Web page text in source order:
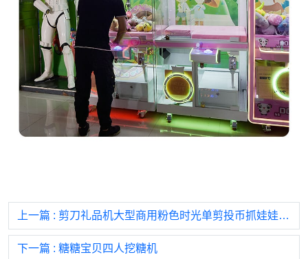
上一篇 : 剪刀礼品机大型商用粉色时光单剪投币抓娃娃机吊公仔游戏机
下一篇 : 糖糖宝贝四人挖糖机